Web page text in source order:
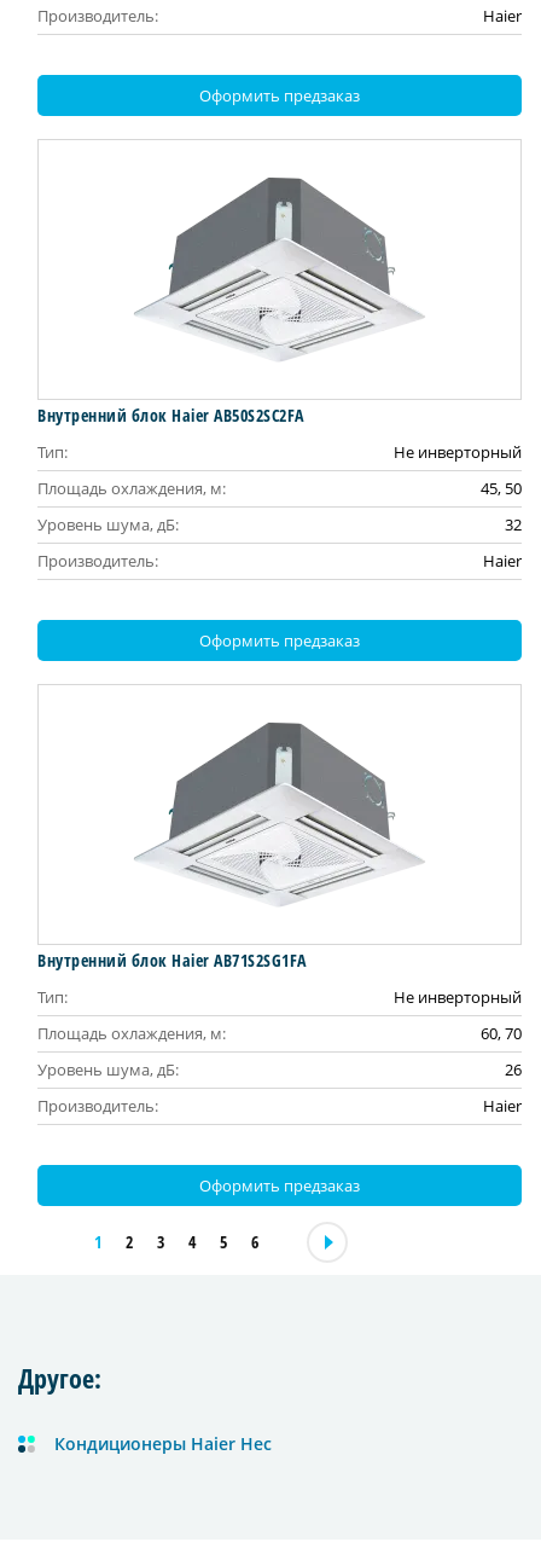
Производитель:
Haier
Оформить предзаказ
Внутренний блок Haier AB50S2SC2FA
Тип:
Не инверторный
Площадь охлаждения, м:
45, 50
Уровень шума, дБ:
32
Производитель:
Haier
Оформить предзаказ
Внутренний блок Haier AB71S2SG1FA
Тип:
Не инверторный
Площадь охлаждения, м:
60, 70
Уровень шума, дБ:
26
Производитель:
Haier
Оформить предзаказ
1 2 3 4 5 6
Другое:
Кондиционеры Haier Hec